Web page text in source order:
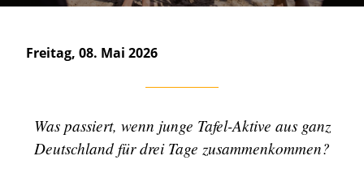
Freitag, 08. Mai 2026
Was passiert, wenn junge Tafel-Aktive aus ganz
Deutschland für drei Tage zusammenkommen?